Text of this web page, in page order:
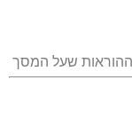
ההוראות שעל המסך